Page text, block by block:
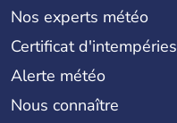
Nos experts météo
Certificat d'intempéries
Alerte météo
Nous connaître